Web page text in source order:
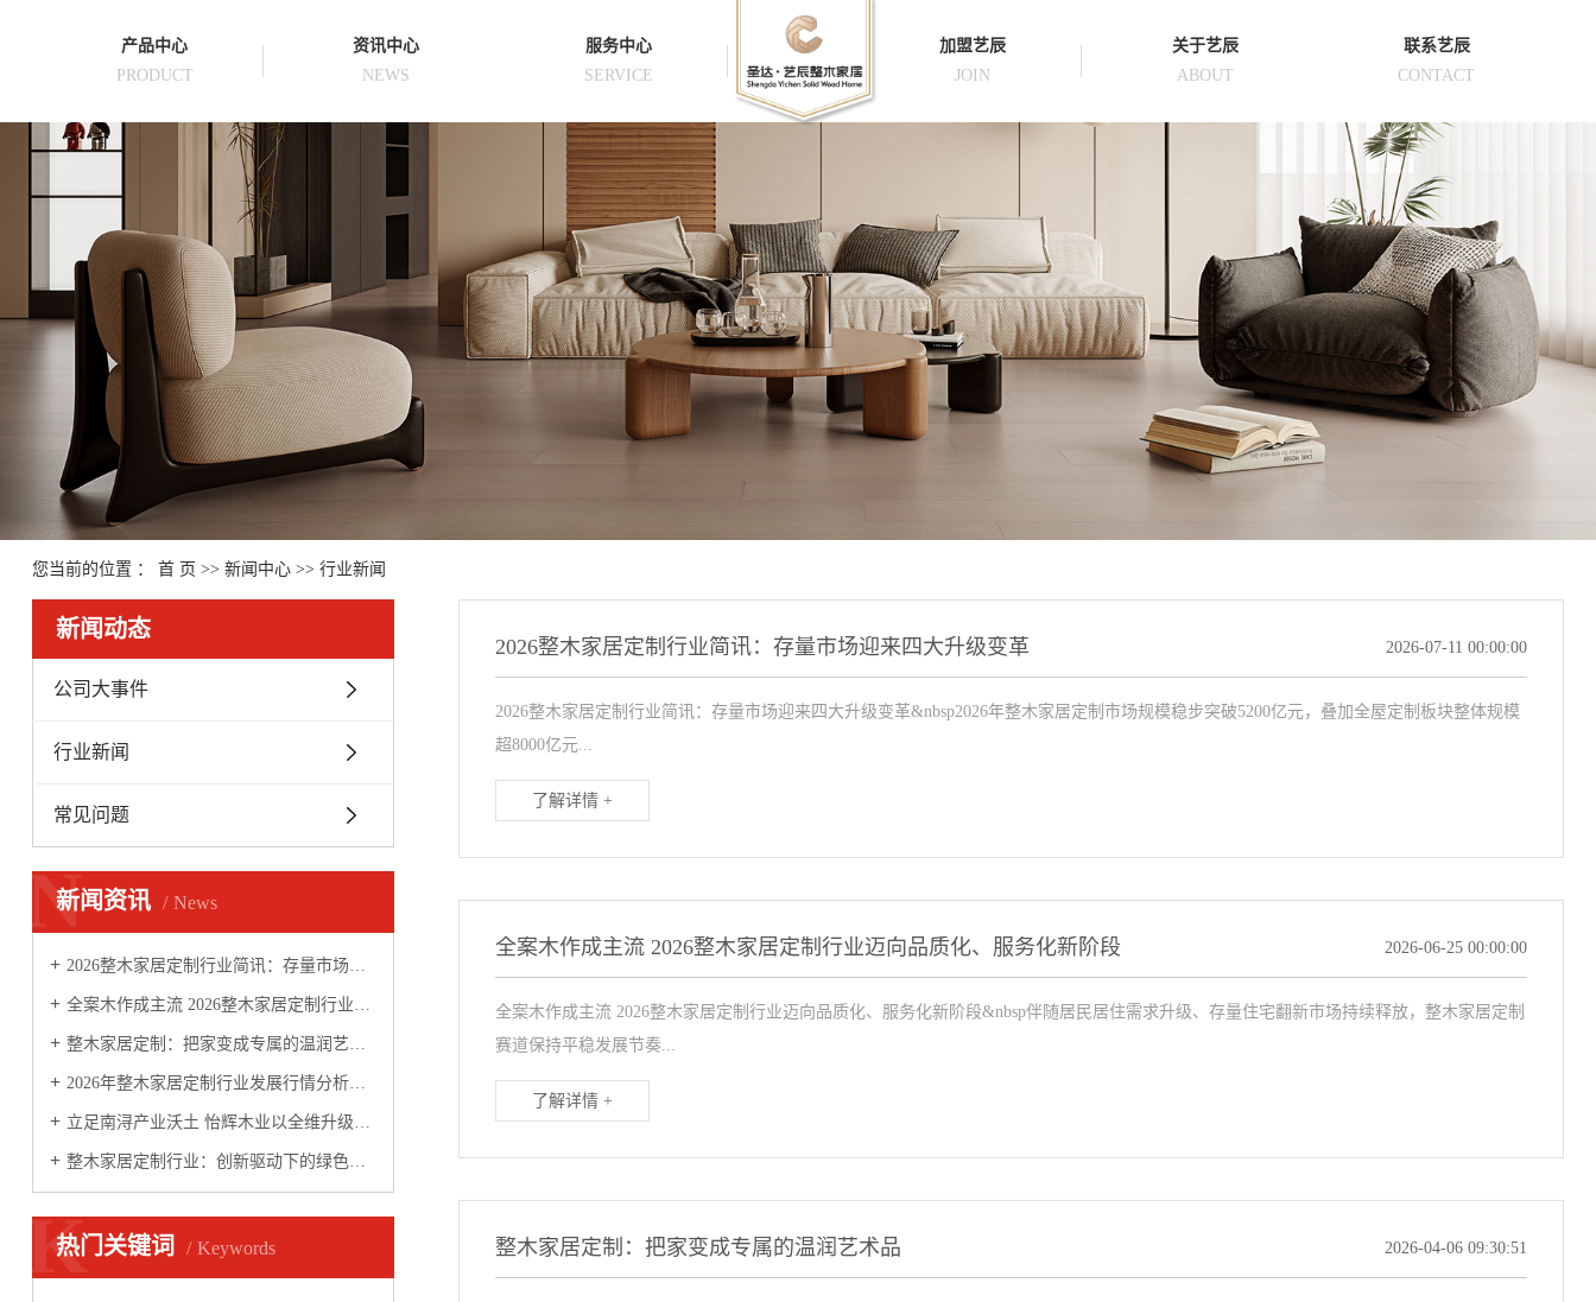
产品中心
PRODUCT
资讯中心
NEWS
服务中心
SERVICE
加盟艺辰
JOIN
关于艺辰
ABOUT
联系艺辰
CONTACT
您当前的位置 ： 首 页 >> 新闻中心>> 行业新闻
新闻动态
公司大事件
行业新闻
常见问题
新闻资讯 News
N
2026整木家居定制行业简讯：存量市场迎来四大升级变革
全案木作成主流 2026整木家居定制行业迈向品质化、服务化新阶段
整木家居定制：把家变成专属的温润艺术品
2026年整木家居定制行业发展行情分析：木作美学升级，全案固装成高端市场核心
立足南浔产业沃土 怡辉木业以全维升级定义全屋定制新价值
整木家居定制行业：创新驱动下的绿色智能新生态
热门关键词 Keywords
K
2026整木家居定制行业简讯：存量市场迎来四大升级变革 2026-07-11 00:00:00
2026整木家居定制行业简讯：存量市场迎来四大升级变革&nbsp2026年整木家居定制市场规模稳步突破5200亿元，叠加全屋定制板块整体规模
超8000亿元...
了解详情 +
全案木作成主流 2026整木家居定制行业迈向品质化、服务化新阶段 2026-06-25 00:00:00
全案木作成主流 2026整木家居定制行业迈向品质化、服务化新阶段&nbsp伴随居民居住需求升级、存量住宅翻新市场持续释放，整木家居定制
赛道保持平稳发展节奏...
了解详情 +
整木家居定制：把家变成专属的温润艺术品 2026-04-06 09:30:51